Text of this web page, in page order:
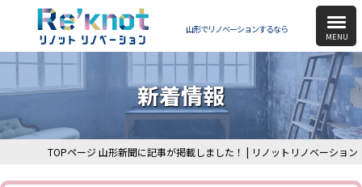
山形でリノベーションするなら
新着情報
TOPページ 山形新聞に記事が掲載しました！ | リノットリノベーション